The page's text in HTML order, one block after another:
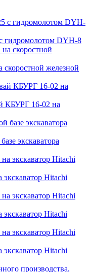
гидромолотом DYH-8
железной
КБУРГ 16-02 на
экскаватора
Hitachi
Hitachi
Hitachi